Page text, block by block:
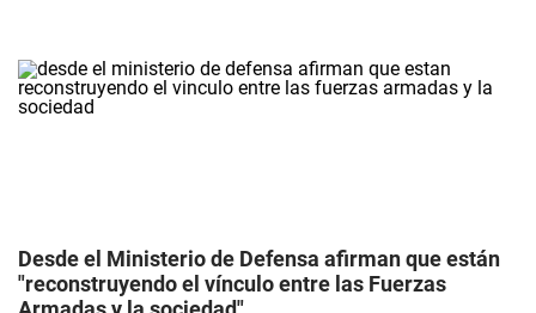
Desde el Ministerio de Defensa afirman que están
"reconstruyendo el vínculo entre las Fuerzas